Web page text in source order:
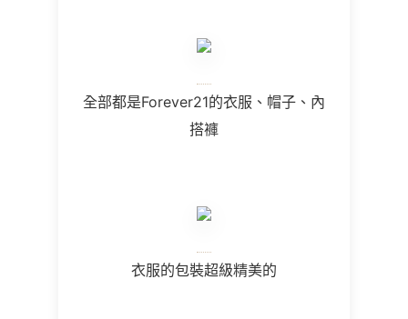
全部都是Forever21的衣服、帽子、內
搭褲
衣服的包裝超級精美的